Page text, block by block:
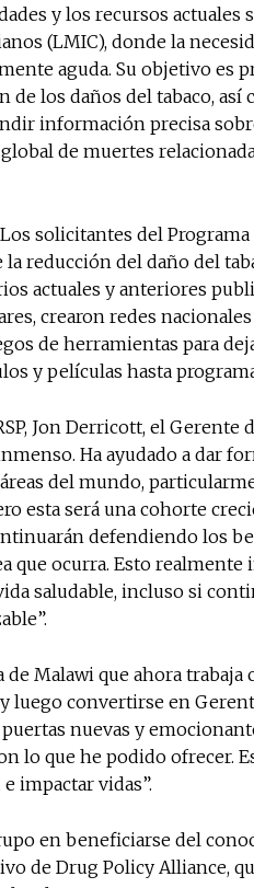
y los recursos
(LMIC), donde la
aguda. Su objetivo es
los daños del tabaco, así
información precisa
de muertes
solicitantes del
reducción del daño del
actuales y anteriores
crearon redes
de herramientas para
y películas hasta
Jon Derricott, el Gerente
Ha ayudado a dar
del mundo,
esta será una cohorte
defendiendo los
ocurra. Esto realmente
saludable, incluso si
Malawi que ahora trabaja
luego convertirse en
nuevas y
lo que he podido ofrecer.
impactar vidas”.
en beneficiarse del
de Drug Policy Alliance,